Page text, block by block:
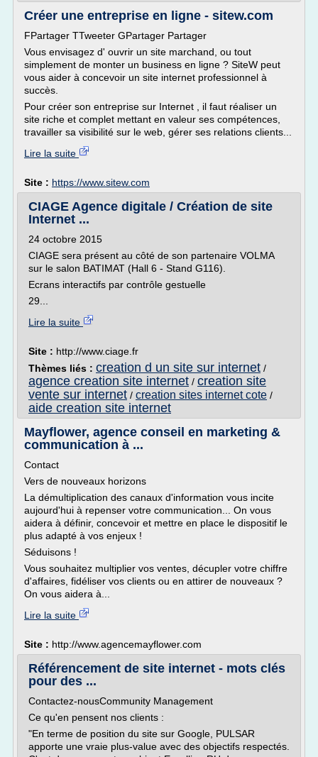
Créer une entreprise en ligne - sitew.com
FPartager TTweeter GPartager Partager
Vous envisagez d' ouvrir un site marchand, ou tout
simplement de monter un business en ligne ? SiteW peut
vous aider à concevoir un site internet professionnel à
succès.
Pour créer son entreprise sur Internet , il faut réaliser un
site riche et complet mettant en valeur ses compétences,
travailler sa visibilité sur le web, gérer ses relations clients...
Lire la suite
Site : https://www.sitew.com
CIAGE Agence digitale / Création de site
Internet ...
24 octobre 2015
CIAGE sera présent au côté de son partenaire VOLMA
sur le salon BATIMAT (Hall 6 - Stand G116).
Ecrans interactifs par contrôle gestuelle
29...
Lire la suite
Site : http://www.ciage.fr
Thèmes liés : creation d un site sur internet /
agence creation site internet / creation site
vente sur internet / creation sites internet cote /
aide creation site internet
Mayflower, agence conseil en marketing &
communication à ...
Contact
Vers de nouveaux horizons
La démultiplication des canaux d'information vous incite
aujourd'hui à repenser votre communication... On vous
aidera à définir, concevoir et mettre en place le dispositif le
plus adapté à vos enjeux !
Séduisons !
Vous souhaitez multiplier vos ventes, décupler votre chiffre
d'affaires, fidéliser vos clients ou en attirer de nouveaux ?
On vous aidera à...
Lire la suite
Site : http://www.agencemayflower.com
Référencement de site internet - mots clés
pour des ...
Contactez-nousCommunity Management
Ce qu'en pensent nos clients :
"En terme de position du site sur Google, PULSAR
apporte une vraie plus-value avec des objectifs respectés.